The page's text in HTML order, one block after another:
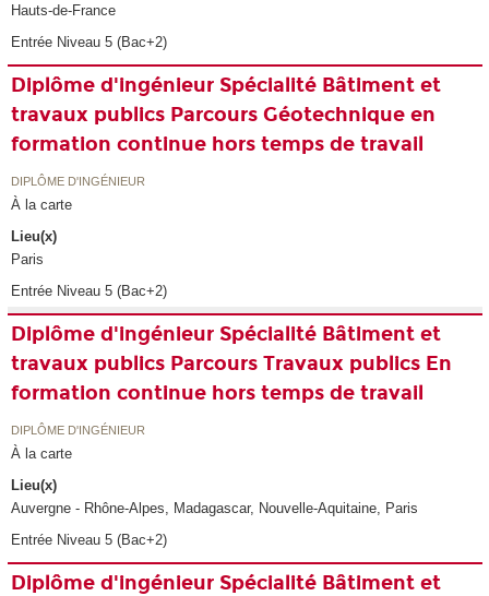
Hauts-de-France
Entrée Niveau 5 (Bac+2)
Diplôme d'ingénieur Spécialité Bâtiment et
travaux publics Parcours Géotechnique en
formation continue hors temps de travail
DIPLÔME D'INGÉNIEUR
À la carte
Lieu(x)
Paris
Entrée Niveau 5 (Bac+2)
Diplôme d'ingénieur Spécialité Bâtiment et
travaux publics Parcours Travaux publics En
formation continue hors temps de travail
DIPLÔME D'INGÉNIEUR
À la carte
Lieu(x)
Auvergne - Rhône-Alpes, Madagascar, Nouvelle-Aquitaine, Paris
Entrée Niveau 5 (Bac+2)
Diplôme d'ingénieur Spécialité Bâtiment et